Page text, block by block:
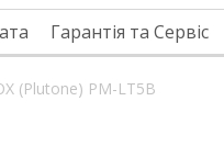
Гарантія та Сервіс
(Plutone) PM-LT5B